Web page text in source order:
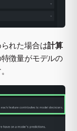
れた場合は計算
徴量がモデルの